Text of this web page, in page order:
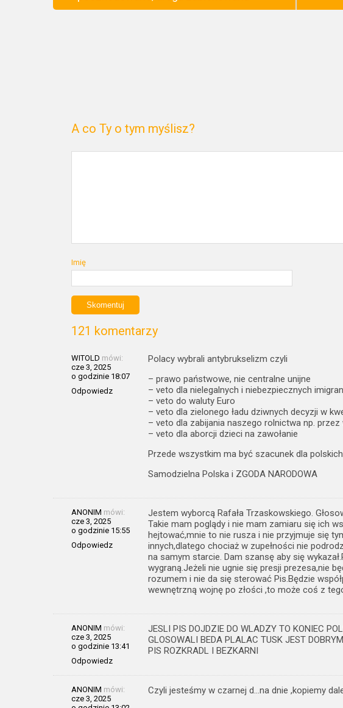
A co Ty o tym myślisz?
Imię
121 komentarzy
WITOLD mówi:
cze 3, 2025
o godzinie 18:07
Odpowiedz
Polacy wybrali antybrukselizm czyli
– prawo państwowe, nie centralne unijne
– veto dla nielegalnych i niebezpiecznych
– veto do waluty Euro
– veto dla zielonego ładu dziwnych decyzji w
– veto dla zabijania naszego rolnictwa np. przez
– veto dla aborcji dzieci na zawołanie
Przede wszystkim ma być szacunek dla
Samodzielna Polska i ZGODA NARODOWA
ANONIM mówi:
cze 3, 2025
o godzinie 15:55
Odpowiedz
Jestem wyborcą Rafała Trzaskowskiego.
Takie mam poglądy i nie mam zamiaru się ich
hejtować,mnie to nie rusza i nie przyjmuje się
innych,dlatego chociaż w zupełności nie
na samym starcie. Dam szansę aby się
wygraną.Jeżeli nie ugnie się presji prezesa,nie
rozumem i nie da się sterować Pis.Będzie
wewnętrzną wojnę po złości ,to może coś z
ANONIM mówi:
cze 3, 2025
o godzinie 13:41
Odpowiedz
JESLI PIS DOJDZIE DO WLADZY TO KONIEC
GLOSOWALI BEDA PLALAC TUSK JEST
PIS ROZKRADL I BEZKARNI
ANONIM mówi:
cze 3, 2025
Czyli jesteśmy w czarnej d…na dnie ,kopiemy